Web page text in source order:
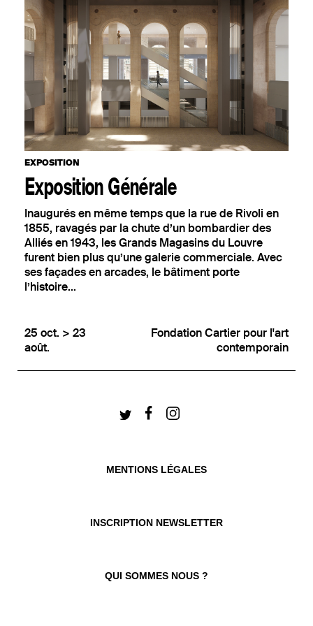
OÙ TROUVER VOTRE N° ?
Votre numéro de commande
figure en haut du mail reçu lors de
la souscription de votre
abonnement.
EXPOSITION
CIRQUE
SEPTEMBRE
OCTOBRE
NOVEMBRE
DÉCEMBRE
JANVIER
EXPOSITION
Exposition Générale
Inaugurés en même temps que la rue de Rivoli en
1855, ravagés par la chute d’un bombardier des
Alliés en 1943, les Grands Magasins du Louvre
furent bien plus qu’une galerie commerciale. Avec
ses façades en arcades, le bâtiment porte
l’histoire...
25 oct. > 23
août.
Fondation Cartier pour l'art
contemporain
MENTIONS LÉGALES
INSCRIPTION NEWSLETTER
QUI SOMMES NOUS ?